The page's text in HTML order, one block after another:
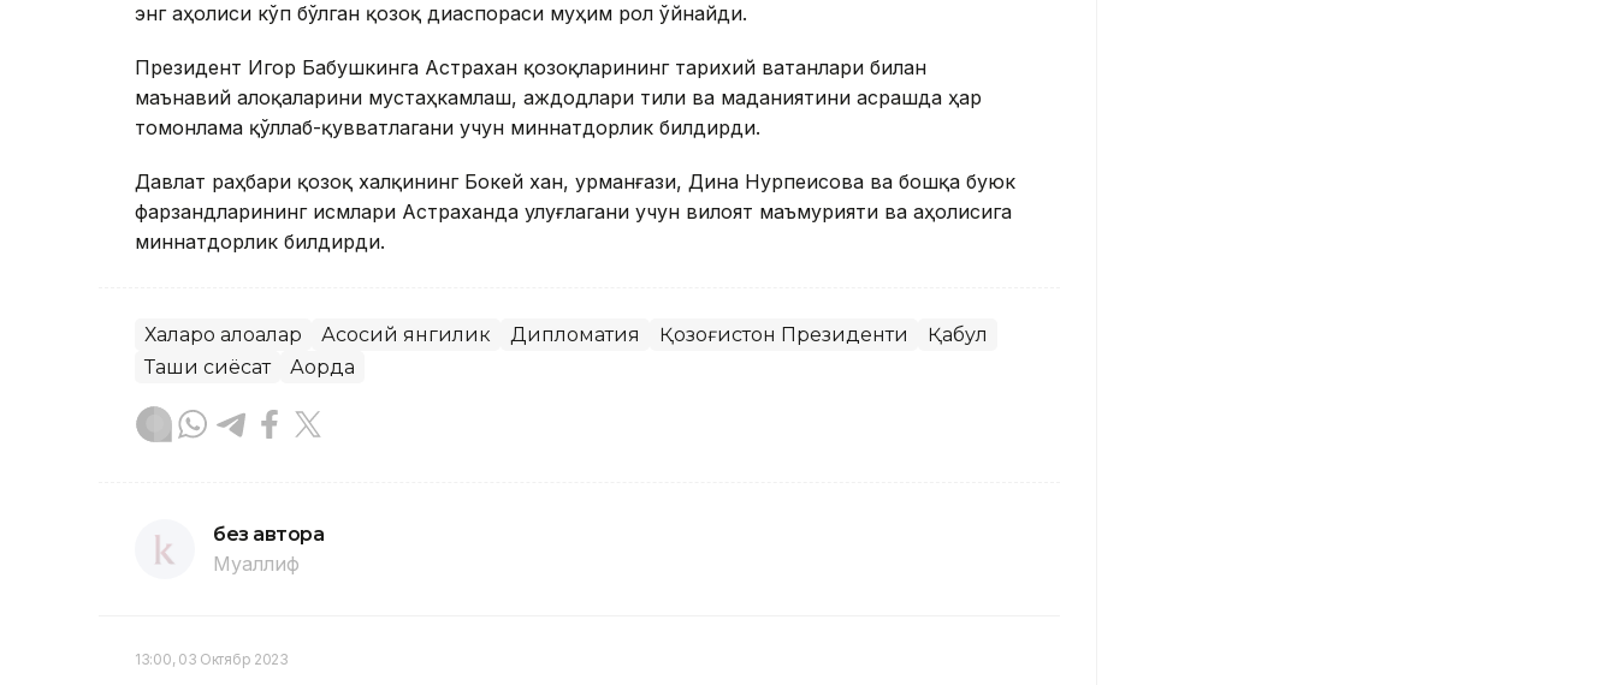
энг аҳолиси кўп бўлган қозоқ диаспораси муҳим рол ўйнайди.
Президент Игор Бабушкинга Астрахан қозоқларининг тарихий ватанлари билан
маънавий алоқаларини мустаҳкамлаш, аждодлари тили ва маданиятини асрашда ҳар
томонлама қўллаб-қувватлагани учун миннатдорлик билдирди.
Давлат раҳбари қозоқ халқининг Бокей хан, Қурманғази, Дина Нурпеисова ва бошқа буюк
фарзандларининг исмлари Астраханда улуғлагани учун вилоят маъмурияти ва аҳолисига
миннатдорлик билдирди.
Халқаро алоқалар Асосий янгилик Дипломатия Қозоғистон Президенти
Қабул
Ташқи сиёсат
Ақорда
без автора
Муаллиф
13:00, 03 Октябр 2023